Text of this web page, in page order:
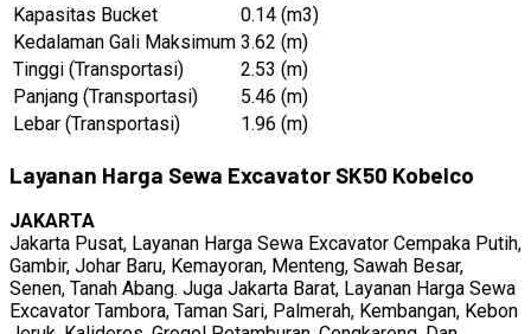
Kapasitas Bucket
0.14 (m3)
Kedalaman Gali Maksimum 3.62 (m)
Tinggi (Transportasi)
2.53 (m)
Panjang (Transportasi)
5.46 (m)
Lebar (Transportasi)
1.96 (m)
Layanan Harga Sewa Excavator SK50 Kobelco
JAKARTA
Jakarta Pusat, Layanan Harga Sewa Excavator Cempaka Putih,
Gambir, Johar Baru, Kemayoran, Menteng, Sawah Besar,
Senen, Tanah Abang. Juga Jakarta Barat, Layanan Harga Sewa
Excavator Tambora, Taman Sari, Palmerah, Kembangan, Kebon